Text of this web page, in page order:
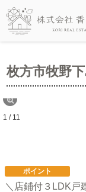
枚方市牧野
1 / 11
ポイント
＼店鋪付３LDK戸